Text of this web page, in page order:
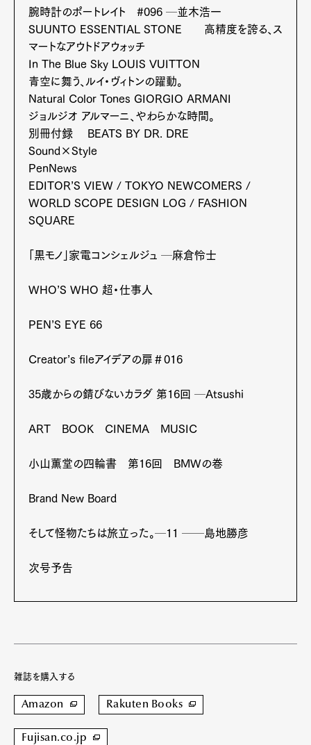
Pen Membership
Magazine
Official Columnist
Contact
Pen Meet
Pen international
腕時計のポートレイト #096 ─並木浩一
SUUNTO ESSENTIAL STONE 高精度を誇る、ス
マートなアウトドアウォッチ
In The Blue Sky LOUIS VUITTON
青空に舞う、ルイ・ヴィトンの躍動。
Natural Color Tones GIORGIO ARMANI
ジョルジオ アルマーニ、やわらかな時間。
別冊付録 BEATS BY DR. DRE
Sound×Style
PenNews
EDITOR’S VIEW / TOKYO NEWCOMERS /
WORLD SCOPE DESIGN LOG / FASHION
SQUARE
「黒モノ」家電コンシェルジュ ─麻倉怜士
WHO’S WHO 超・仕事人
PEN’S EYE 66
Creator’s fileアイデアの扉＃016
35歳からの錆びないカラダ 第16回 ─Atsushi
ART BOOK CINEMA MUSIC
小山薫堂の四輪書 第16回 BMWの巻
Brand New Board
そして怪物たちは旅立った。─11 ──島地勝彦
次号予告
雑誌を購入する
Amazon Rakuten Books
Fujisan.co.jp